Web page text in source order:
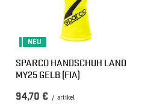
NEU
SPARCO HANDSCHUH LAND
MY25 GELB (FIA)
94,70 € / artikel